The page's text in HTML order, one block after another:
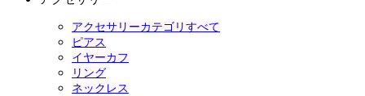
アクセサリーカテゴリすべて
ピアス
イヤーカフ
リング
ネックレス